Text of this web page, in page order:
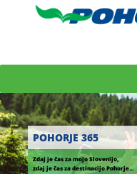
POHORJE 365
Zdaj je čas za mojo Slovenijo,
zdaj je čas za destinacijo Pohorje...